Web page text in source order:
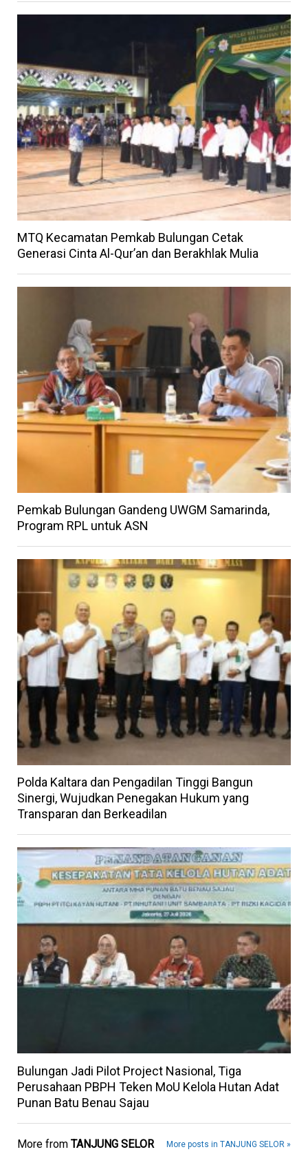
MTQ Kecamatan Pemkab Bulungan Cetak
Generasi Cinta Al-Qur’an dan Berakhlak Mulia
Pemkab Bulungan Gandeng UWGM Samarinda,
Program RPL untuk ASN
Polda Kaltara dan Pengadilan Tinggi Bangun
Sinergi, Wujudkan Penegakan Hukum yang
Transparan dan Berkeadilan
Bulungan Jadi Pilot Project Nasional, Tiga
Perusahaan PBPH Teken MoU Kelola Hutan Adat
Punan Batu Benau Sajau
More from TANJUNG SELOR More posts in TANJUNG SELOR »